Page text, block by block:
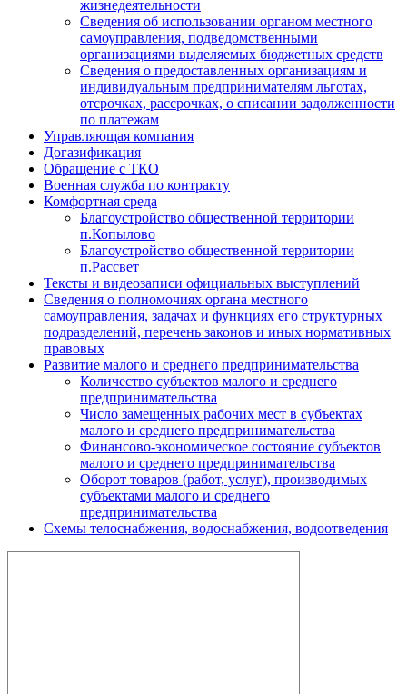
жизнедеятельности
Сведения об использовании органом местного
самоуправления, подведомственными
организациями выделяемых бюджетных средств
Сведения о предоставленных организациям и
индивидуальным предпринимателям льготах,
отсрочках, рассрочках, о списании задолженности
по платежам
Управляющая компания
Догазификация
Обращение с ТКО
Военная служба по контракту
Комфортная среда
Благоустройство общественной территории
п.Копылово
Благоустройство общественной территории
п.Рассвет
Тексты и видеозаписи официальных выступлений
Сведения о полномочиях органа местного
самоуправления, задачах и функциях его структурных
подразделений, перечень законов и иных нормативных
правовых
Развитие малого и среднего предпринимательства
Количество субъектов малого и среднего
предпринимательства
Число замещенных рабочих мест в субъектах
малого и среднего предпринимательства
Финансово-экономическое состояние субъектов
малого и среднего предпринимательства
Оборот товаров (работ, услуг), производимых
субъектами малого и среднего
предпринимательства
Схемы телоснабжения, водоснабжения, водоотведения